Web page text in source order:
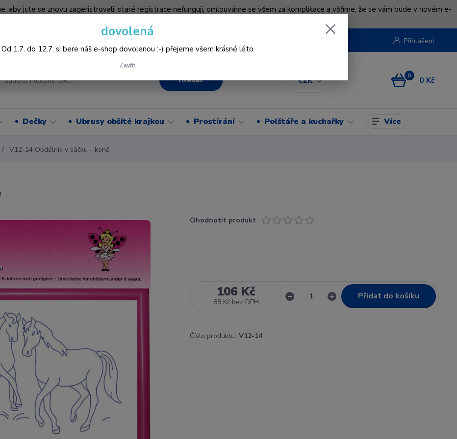
aby jste se znovu zageristrovali, staré registrace nefungují, omlouváme se všem za komplikace a věříme, že se vám bude v novém e-
CZK
Přihlášení
Hledat 0 0 Kč
Dečky Ubrusy obšité krajkou Prostírání Polštáře a kuchařky Více
V12-14 Obdélník v sáčku - koně
Ohodnotit produkt
106 Kč
88 Kč bez DPH
Přidat do košíku
Číslo produktu: V12-14
dovolená
Od 1.7. do 12.7. si bere náš e-shop dovolenou :-) přejeme všem krásné léto
Zavřít